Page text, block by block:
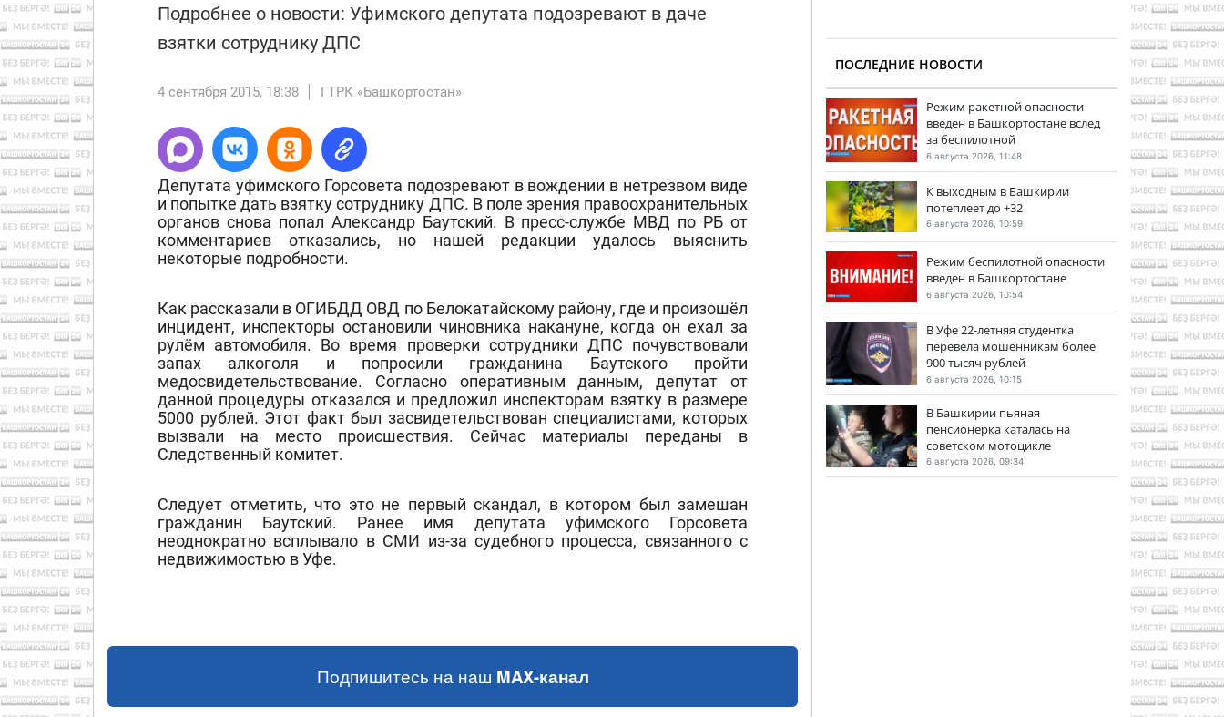
Подробнее о новости: Уфимского депутата подозревают в даче
взятки сотруднику ДПС
4 сентября 2015, 18:38 ГТРК «Башкортостан»
Депутата уфимского Горсовета подозревают в вождении в нетрезвом виде
и попытке дать взятку сотруднику ДПС. В поле зрения правоохранительных
органов снова попал Александр Баутский. В пресс-службе МВД по РБ от
комментариев отказались, но нашей редакции удалось выяснить
некоторые подробности.
Как рассказали в ОГИБДД ОВД по Белокатайскому району, где и произошёл
инцидент, инспекторы остановили чиновника накануне, когда он ехал за
рулём автомобиля. Во время проверки сотрудники ДПС почувствовали
запах алкоголя и попросили гражданина Баутского пройти
медосвидетельствование. Согласно оперативным данным, депутат от
данной процедуры отказался и предложил инспекторам взятку в размере
5000 рублей. Этот факт был засвидетельствован специалистами, которых
вызвали на место происшествия. Сейчас материалы переданы в
Следственный комитет.
Следует отметить, что это не первый скандал, в котором был замешан
гражданин Баутский. Ранее имя депутата уфимского Горсовета
неоднократно всплывало в СМИ из-за судебного процесса, связанного с
недвижимостью в Уфе.
Подпишитесь на наш MAX-канал
ПОСЛЕДНИЕ НОВОСТИ
Режим ракетной опасности
введен в Башкортостане вслед
за беспилотной
6 августа 2026, 11:48
К выходным в Башкирии
потеплеет до +32
6 августа 2026, 10:59
Режим беспилотной опасности
введен в Башкортостане
6 августа 2026, 10:54
В Уфе 22-летняя студентка
перевела мошенникам более
900 тысяч рублей
6 августа 2026, 10:15
В Башкирии пьяная
пенсионерка каталась на
советском мотоцикле
6 августа 2026, 09:34